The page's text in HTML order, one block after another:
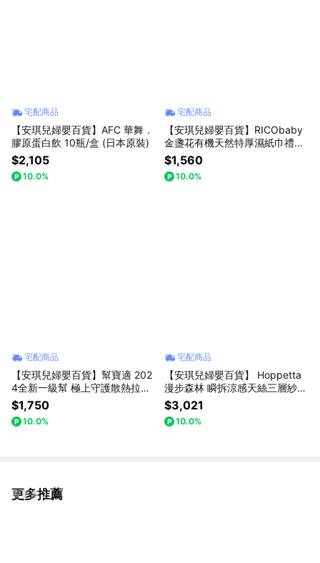
宅配商品
【安琪兒婦嬰百貨】AFC 華舞．
膠原蛋白飲 10瓶/盒 (日本原裝)
$2,105
10.0%
宅配商品
【安琪兒婦嬰百貨】RICObaby
金盞花有機天然特厚濕紙巾禮盒
組
$1,560
10.0%
宅配商品
【安琪兒婦嬰百貨】幫寶適 202
4全新一級幫 極上守護散熱拉拉
褲M 126片【箱購】
$1,750
10.0%
宅配商品
【安琪兒婦嬰百貨】 Hoppetta
漫步森林 瞬拆涼感天絲三層紗防
踢背心(可拆替換透氣排汗網眼
布)-嬰童(0-3歲)
$3,021
10.0%
更多推薦
看更多